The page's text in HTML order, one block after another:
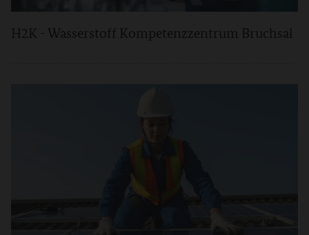
H2K - Wasserstoff Kompetenzzentrum Bruchsal